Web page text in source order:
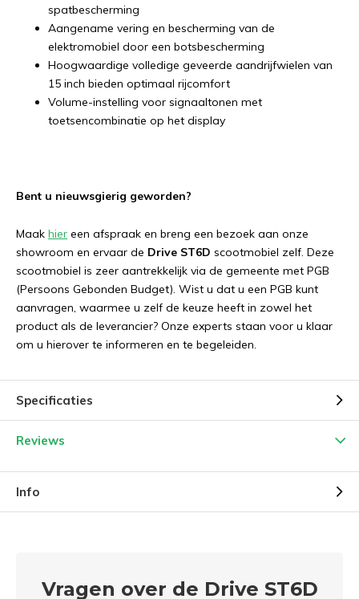
spatbescherming
Aangename vering en bescherming van de
elektromobiel door een botsbescherming
Hoogwaardige volledige geveerde aandrijfwielen van
15 inch bieden optimaal rijcomfort
Volume-instelling voor signaaltonen met
toetsencombinatie op het display
Bent u nieuwsgierig geworden?
Maak hier een afspraak en breng een bezoek aan onze
showroom en ervaar de Drive ST6D scootmobiel zelf. Deze
scootmobiel is zeer aantrekkelijk via de gemeente met PGB
(Persoons Gebonden Budget). Wist u dat u een PGB kunt
aanvragen, waarmee u zelf de keuze heeft in zowel het
product als de leverancier? Onze experts staan voor u klaar
om u hierover te informeren en te begeleiden.
Specificaties
Reviews
Info
Vragen over de Drive ST6D